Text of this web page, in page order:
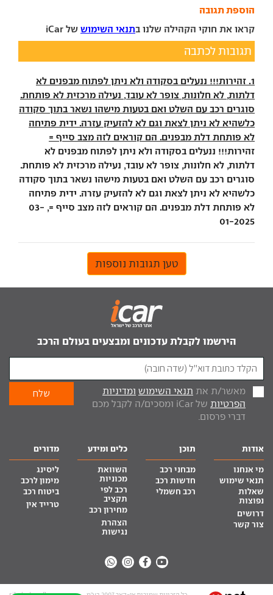
הוספת תגובה
קראו את חוקי הקהילה שלנו בתנאי השימוש של iCar
תגובות לכתבה
1. זהירות!!! ננעלים בסקודה ולא ניתן לפתוח מבפנים לא
דלתות, לא חלונות, צופר לא עובד, נעילה מרכזית לא פותחת.
סוגרים רכב עם השלט ואם בטעות מישהו נשאר בתוך סקודה
כלשהיא לא ניתן לצאת וגם לא להזעיק עזרה. ידית פתיחה
לא פותחת דלת מבפנים. הם קוראים לזה מצב סייף =
זהירות!!! ננעלים בסקודה ולא ניתן לפתוח מבפנים לא
דלתות, לא חלונות, צופר לא עובד, נעילה מרכזית לא פותחת.
סוגרים רכב עם השלט ואם בטעות מישהו נשאר בתוך סקודה
כלשהיא לא ניתן לצאת וגם לא להזעיק עזרה. ידית פתיחה
לא פותחת דלת מבפנים. הם קוראים לזה מצב סייף =, 03-
01-2025
טען תגובות נוספות
הירשמו לקבלת עדכונים ומבצעים בעולם הרכב
מאשר/ת את תנאי השימוש ומדיניות
הפרטיות
של iCar ומסכים/ה לקבל מכם
דברי פרסום.
אודות
מי אנחנו
תנאי שימוש
שאלות
נפוצות
דרושים
צור קשר
תוכן
מבחני רכב
חדשות רכב
רכב חשמלי
כלים ומידע
השוואת
מכוניות
רכב לפי
תקציב
מחירון רכב
הצהרת
נגישות
מדורים
ליסינג
מימון לרכב
ביטוח רכב
טרייד אין